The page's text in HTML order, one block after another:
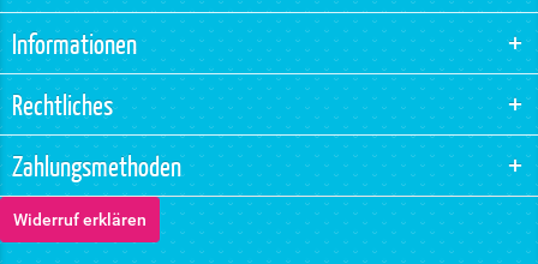
Informationen
Rechtliches
Zahlungsmethoden
Widerruf erklären